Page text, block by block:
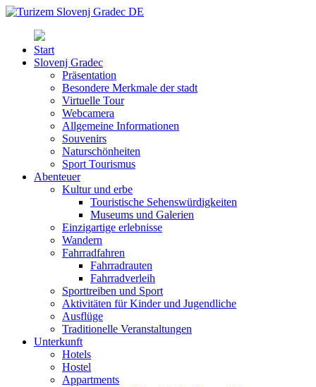
Start
Slovenj Gradec
Präsentation
Besondere Merkmale der stadt
Virtuelle Tour
Webcamera
Allgemeine Informationen
Souvenirs
Naturschönheiten
Sport Tourismus
Abenteuer
Kultur und erbe
Touristische Sehenswürdigkeiten
Museums und Galerien
Einzigartige erlebnisse
Wandern
Fahrradfahren
Fahrradrauten
Fahrradverleih
Sporttreiben und Sport
Aktivitäten für Kinder und Jugendliche
Ausflüge
Traditionelle Veranstaltungen
Unterkunft
Hotels
Hostel
Appartments